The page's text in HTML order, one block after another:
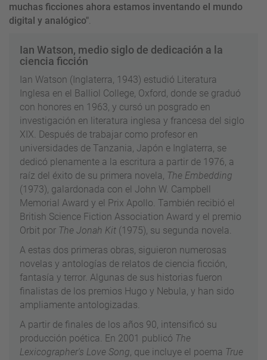
muchas ficciones ahora estamos inventando el mundo
digital y analógico".
Ian Watson, medio siglo de dedicación a la
ciencia ficción
Ian Watson (Inglaterra, 1943) estudió Literatura
Inglesa en el Balliol College, Oxford, donde se graduó
con honores en 1963, y cursó un posgrado en
investigación en literatura inglesa y francesa del siglo
XIX. Después de trabajar como profesor en
universidades de Tanzania, Japón e Inglaterra, se
dedicó plenamente a la escritura a partir de 1976, a
raíz del éxito de su primera novela, The Embedding
(1973), galardonada con el John W. Campbell
Memorial Award y el Prix Apollo. También recibió el
British Science Fiction Association Award y el premio
Orbit por The Jonah Kit (1975), su segunda novela.
A estas dos primeras obras, siguieron numerosas
novelas y antologías de relatos de ciencia ficción,
fantasía y terror. Algunas de sus historias fueron
finalistas de los premios Hugo y Nebula, y han sido
ampliamente antologizadas.
A partir de finales de los años 90, intensificó su
producción poética. En 2001 publicó The
Lexicographer's Love Song, que incluye el poema True